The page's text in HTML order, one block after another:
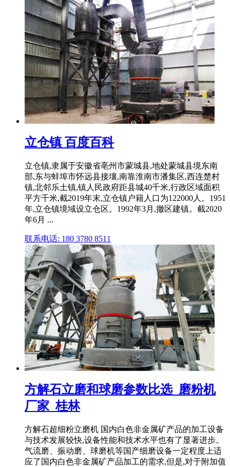
立仓镇 百度百科
立仓镇,隶属于安徽省亳州市蒙城县,地处蒙城县境东南
部,东与蚌埠市怀远县接壤,南靠淮南市潘集区,西连楚村
镇,北邻乐土镇,镇人民政府距县城40千米,行政区域面积
平方千米,截2019年末,立仓镇户籍人口为122000人。1951
年,立仓镇境域设立仓区。1992年3月,撤区建镇。截2020
年6月 ...
联系电话: 180 3780 8511
方解石立磨和球磨参数比选_磨粉机
厂家_桂林
方解石超细粉立磨机 国内白色非金属矿产品的加工设备
与技术发展较快,设备性能和技术水平也有了显著进步。
气流磨、振动磨、球磨机等国产细磨设备一定程度上适
应了国内白色非金属矿产品加工的需求,但是,对于附加值